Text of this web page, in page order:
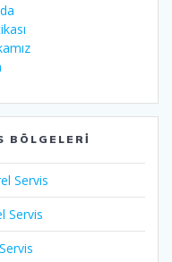
BÖLGELERI
Servis
Servis